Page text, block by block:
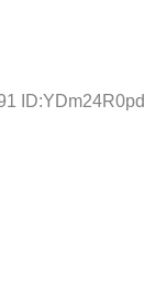
ID:YDm24R0pd